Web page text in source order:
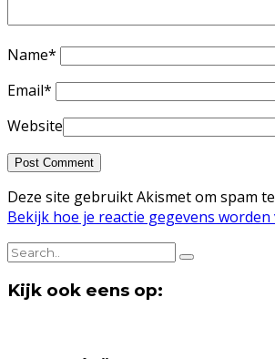
Name*
Email*
Website
Deze site gebruikt Akismet om spam
Bekijk hoe je reactie gegevens
Kijk ook eens op: